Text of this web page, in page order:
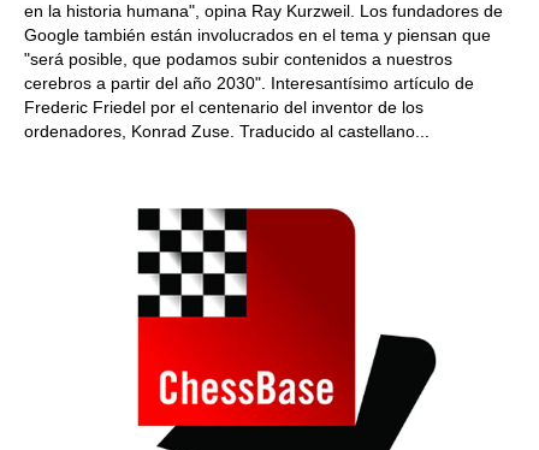
en la historia humana", opina Ray Kurzweil. Los fundadores de
Google también están involucrados en el tema y piensan que
"será posible, que podamos subir contenidos a nuestros
cerebros a partir del año 2030". Interesantísimo artículo de
Frederic Friedel por el centenario del inventor de los
ordenadores, Konrad Zuse. Traducido al castellano...